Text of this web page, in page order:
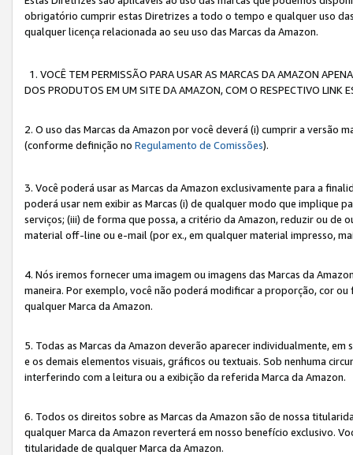
obrigatório cumprir estas Diretrizes a todo o tempo e qualquer uso
qualquer licença relacionada ao seu uso das Marcas da Amazon.
1. VOCÊ TEM PERMISSÃO PARA USAR AS MARCAS DA AMAZON
DOS PRODUTOS EM UM SITE DA AMAZON, COM O RESPECTIVO LINK
2. O uso das Marcas da Amazon por você deverá (i) cumprir a versão
(conforme definição no Regulamento de Comissões).
3. Você poderá usar as Marcas da Amazon exclusivamente para a
poderá usar nem exibir as Marcas (i) de qualquer modo que implique
serviços; (iii) de forma que possa, a critério da Amazon, reduzir ou de
material off-line ou e-mail (por ex., em qualquer material impresso,
4. Nós iremos fornecer uma imagem ou imagens das Marcas da
maneira. Por exemplo, você não poderá modificar a proporção, cor
qualquer Marca da Amazon.
5. Todas as Marcas da Amazon deverão aparecer individualmente,
e os demais elementos visuais, gráficos ou textuais. Sob nenhuma
interferindo com a leitura ou a exibição da referida Marca da Amazon.
6. Todos os direitos sobre as Marcas da Amazon são de nossa
qualquer Marca da Amazon reverterá em nosso benefício exclusivo.
titularidade de qualquer Marca da Amazon.